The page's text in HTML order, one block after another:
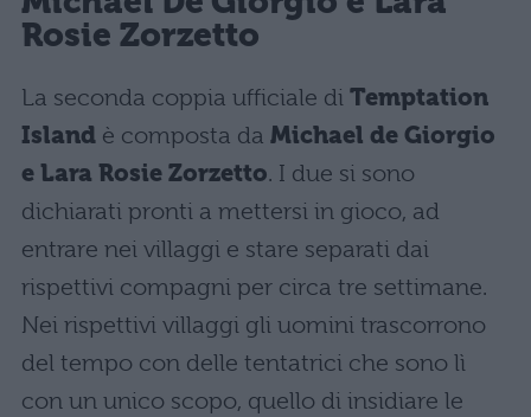
Rosie Zorzetto
La seconda coppia ufficiale di Temptation
Island è composta da Michael de Giorgio
e Lara Rosie Zorzetto. I due si sono
dichiarati pronti a mettersi in gioco, ad
entrare nei villaggi e stare separati dai
rispettivi compagni per circa tre settimane.
Nei rispettivi villaggi gli uomini trascorrono
del tempo con delle tentatrici che sono lì
con un unico scopo, quello di insidiare le